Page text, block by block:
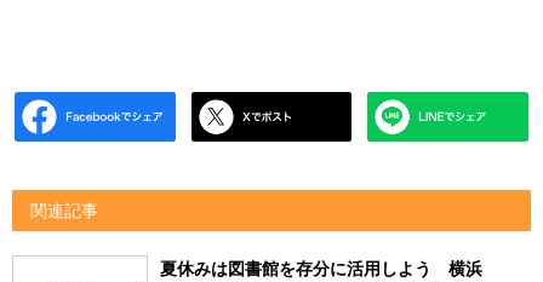
関連記事
夏休みは図書館を存分に活用しよう 横浜